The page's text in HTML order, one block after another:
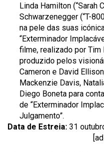
Linda Hamilton (“Sarah
Schwarzenegger (“T-
na pele das suas
“Exterminador
filme, realizado por Tim
produzido pelos
Cameron e David
Mackenzie Davis,
Diego Boneta para
de “Exterminador
Julgamento”.
Data de Estreia: 31